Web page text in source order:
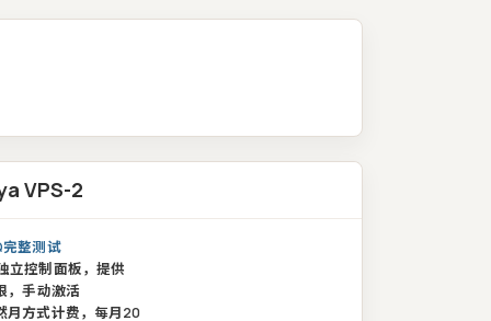
VPS-2
完整测试
立控制面板，提供
，手动激活
月方式计费，每月20